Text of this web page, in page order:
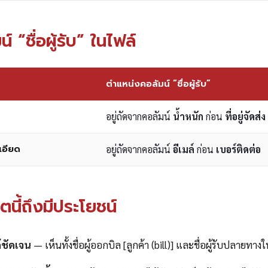
“ชื่อผู้รับ” ในไฟล์
ตำแหน่งคอลัมน์ “ชื่อผู้รับ”
อยู่ถัดจากคอลัมน์ น้ำหนัก ก่อน ที่อยู่จัดส่ง
อียด อยู่ถัดจากคอลัมน์ อีเมล์ ก่อน เบอร์ติดต่อ
นี้ถึงมีประโยชน์
ดเจน — เห็นทั้งชื่อผู้ออกบิล [ลูกค้า (bill)] และชื่อผู้รับปลายทางใ